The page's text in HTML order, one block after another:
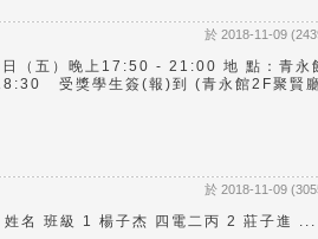
於 2018-11-09
（五）晚上17:50 - 21:00 地 點：青永
受獎學生簽(報)到 (青永館2F聚賢
於 2018-11-09
名 班級 1 楊子杰 四電二丙 2 莊子進 ...